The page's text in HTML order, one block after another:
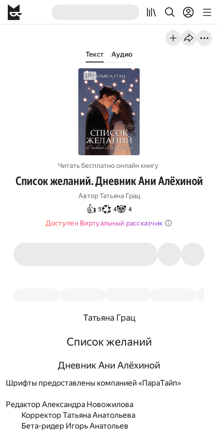
Текст Аудио
Читать бесплатно онлайн книгу
Список желаний. Дневник Ани Алёхиной
Автор Татьяна Грац
👍 5💞 4🐼 4
Доступен Виртуальный рассказчик
Татьяна Грац
Список желаний
Дневник Ани Алёхиной
Шрифты предоставлены компанией «ПараТайп»
Редактор Александра Новожилова
Корректор Татьяна Анатольева
Бета-ридер Игорь Анатольев